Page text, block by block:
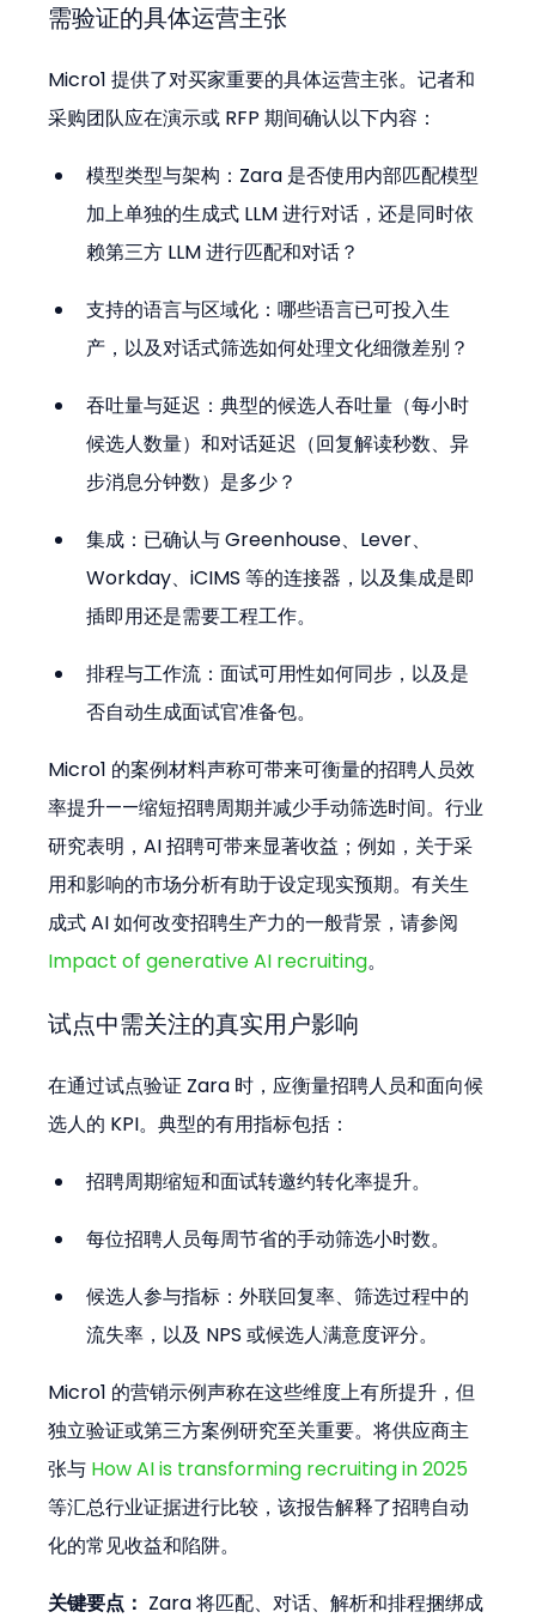
需验证的具体运营主张
Micro1 提供了对买家重要的具体运营主张。记者和
采购团队应在演示或 RFP 期间确认以下内容：
模型类型与架构：Zara 是否使用内部匹配模型
加上单独的生成式 LLM 进行对话，还是同时依
赖第三方 LLM 进行匹配和对话？
支持的语言与区域化：哪些语言已可投入生
产，以及对话式筛选如何处理文化细微差别？
吞吐量与延迟：典型的候选人吞吐量（每小时
候选人数量）和对话延迟（回复解读秒数、异
步消息分钟数）是多少？
集成：已确认与 Greenhouse、Lever、
Workday、iCIMS 等的连接器，以及集成是即
插即用还是需要工程工作。
排程与工作流：面试可用性如何同步，以及是
否自动生成面试官准备包。
Micro1 的案例材料声称可带来可衡量的招聘人员效
率提升——缩短招聘周期并减少手动筛选时间。行业
研究表明，AI 招聘可带来显著收益；例如，关于采
用和影响的市场分析有助于设定现实预期。有关生
成式 AI 如何改变招聘生产力的一般背景，请参阅
Impact of generative AI recruiting。
试点中需关注的真实用户影响
在通过试点验证 Zara 时，应衡量招聘人员和面向候
选人的 KPI。典型的有用指标包括：
招聘周期缩短和面试转邀约转化率提升。
每位招聘人员每周节省的手动筛选小时数。
候选人参与指标：外联回复率、筛选过程中的
流失率，以及 NPS 或候选人满意度评分。
Micro1 的营销示例声称在这些维度上有所提升，但
独立验证或第三方案例研究至关重要。将供应商主
张与 How AI is transforming recruiting in 2025
等汇总行业证据进行比较，该报告解释了招聘自动
化的常见收益和陷阱。
关键要点： Zara 将匹配、对话、解析和排程捆绑成